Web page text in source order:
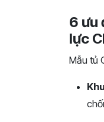
6 ưu
lực
Mẫu tủ